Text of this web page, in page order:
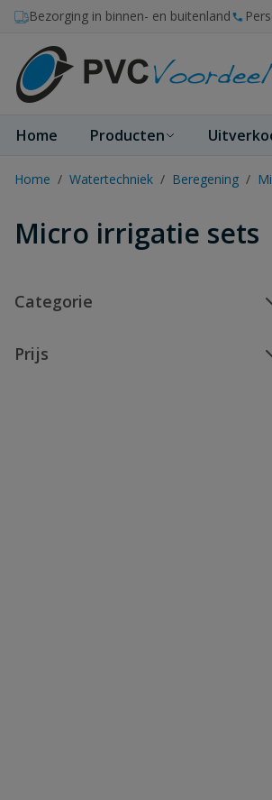
Ga naar de inhoud
Bezorging in binnen- en buitenland
Home Producten
Home / Watertechniek / Beregening /
Micro irrigatie sets
Categorie
Prijs